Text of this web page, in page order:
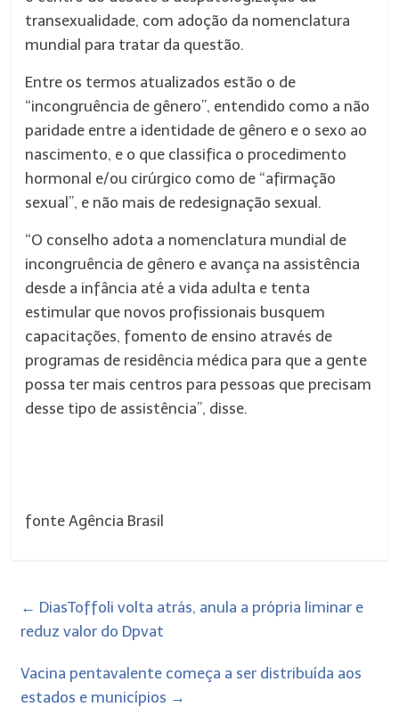
transexualidade, com adoção da nomenclatura
mundial para tratar da questão.
Entre os termos atualizados estão o de
“incongruência de gênero”, entendido como a não
paridade entre a identidade de gênero e o sexo ao
nascimento, e o que classifica o procedimento
hormonal e/ou cirúrgico como de “afirmação
sexual”, e não mais de redesignação sexual.
“O conselho adota a nomenclatura mundial de
incongruência de gênero e avança na assistência
desde a infância até a vida adulta e tenta
estimular que novos profissionais busquem
capacitações, fomento de ensino através de
programas de residência médica para que a gente
possa ter mais centros para pessoas que precisam
desse tipo de assistência”, disse.
fonte Agência Brasil
← DiasToffoli volta atrás, anula a própria liminar e
reduz valor do Dpvat
Vacina pentavalente começa a ser distribuída aos
estados e municípios →